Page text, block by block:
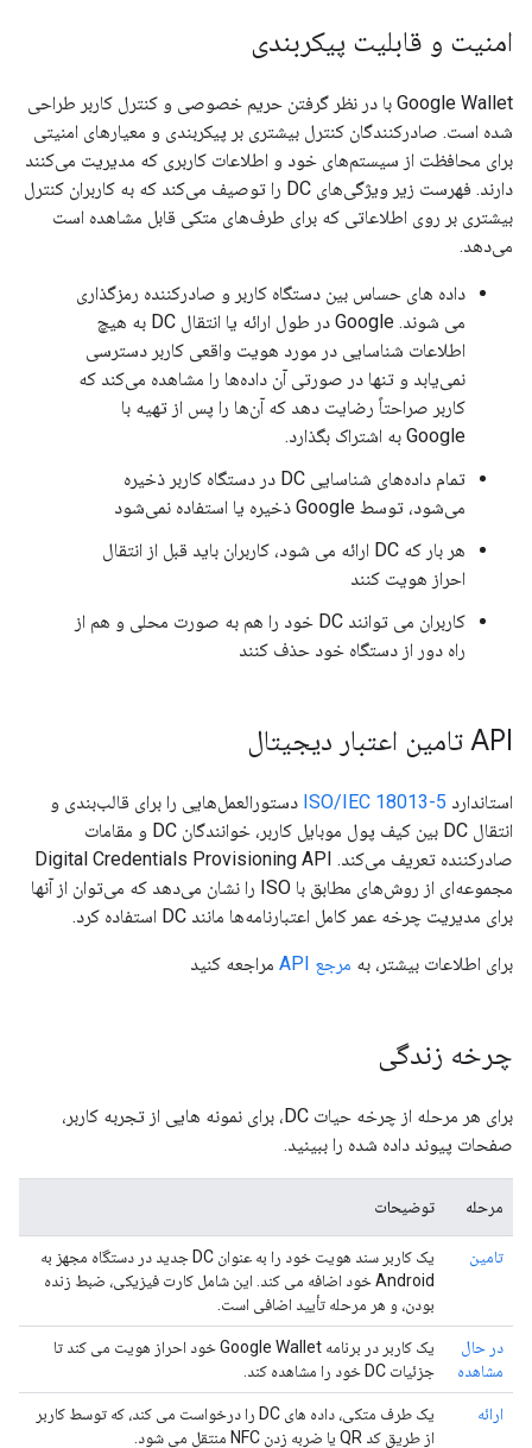
امنیت و قابلیت پیکربندی
Google Wallet با در نظر گرفتن حریم خصوصی و کنترل کاربر طراحی
شده است. صادرکنندگان کنترل بیشتری بر پیکربندی و معیارهای امنیتی
برای محافظت از سیستم‌های خود و اطلاعات کاربری که مدیریت می‌کنند
دارند. فهرست زیر ویژگی‌های DC را توصیف می‌کند که به کاربران کنترل
بیشتری بر روی اطلاعاتی که برای طرف‌های متکی قابل مشاهده است
می‌دهد.
داده های حساس بین دستگاه کاربر و صادرکننده رمزگذاری
می شوند. Google در طول ارائه یا انتقال DC به هیچ
اطلاعات شناسایی در مورد هویت واقعی کاربر دسترسی
نمی‌یابد و تنها در صورتی آن داده‌ها را مشاهده می‌کند که
کاربر صراحتاً رضایت دهد که آن‌ها را پس از تهیه با
Google به اشتراک بگذارد.
تمام داده‌های شناسایی DC در دستگاه کاربر ذخیره
می‌شود، توسط Google ذخیره یا استفاده نمی‌شود
هر بار که DC ارائه می شود، کاربران باید قبل از انتقال
احراز هویت کنند
کاربران می توانند DC خود را هم به صورت محلی و هم از
راه دور از دستگاه خود حذف کنند
API تامین اعتبار دیجیتال
استاندارد ISO/IEC 18013-5 دستورالعمل‌هایی را برای قالب‌بندی و
انتقال DC بین کیف پول موبایل کاربر، خوانندگان DC و مقامات
صادرکننده تعریف می‌کند. Digital Credentials Provisioning API
مجموعه‌ای از روش‌های مطابق با ISO را نشان می‌دهد که می‌توان از آنها
برای مدیریت چرخه عمر کامل اعتبارنامه‌ها مانند DC استفاده کرد.
برای اطلاعات بیشتر، به مرجع API مراجعه کنید
چرخه زندگی
برای هر مرحله از چرخه حیات DC، برای نمونه هایی از تجربه کاربر،
صفحات پیوند داده شده را ببینید.
مرحله توضیحات
تامین
یک کاربر سند هویت خود را به عنوان DC جدید در دستگاه مجهز به
Android خود اضافه می کند. این شامل کارت فیزیکی، ضبط زنده
بودن، و هر مرحله تأیید اضافی است.
در حال
مشاهده
یک کاربر در برنامه Google Wallet خود احراز هویت می کند تا
جزئیات DC خود را مشاهده کند.
ارائه
یک طرف متکی، داده های DC را درخواست می کند، که توسط کاربر
از طریق کد QR یا ضربه زدن NFC منتقل می شود.